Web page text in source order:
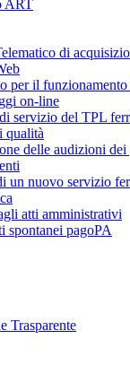
ART
di
per il
on-line
servizio del TPL
qualità
delle audizioni
un nuovo servizio
atti amministrativi
spontanei pagoPA
Trasparente